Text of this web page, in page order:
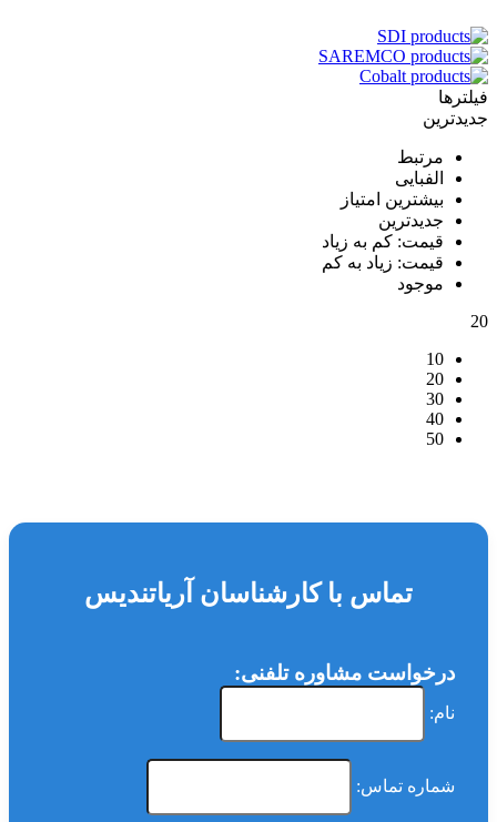
فیلترها
جدیدترین
مرتبط
الفبایی
بیشترین امتیاز
جدیدترین
قیمت: کم به زیاد
قیمت: زیاد به کم
موجود
20
10
20
30
40
50
تماس با کارشناسان آریاتندیس
درخواست مشاوره تلفنی:
نام:
شماره تماس: